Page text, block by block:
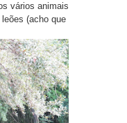
vários animais
(acho que